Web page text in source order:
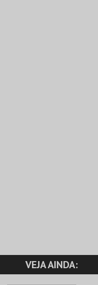
VEJA AINDA: